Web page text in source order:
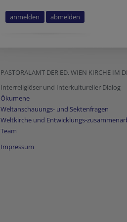
PASTORALAMT DER ED. WIEN KIRCHE IM
Interreligiöser und Interkultureller Dialog
Ökumene
Weltanschauungs- und Sektenfragen
Weltkirche und Entwicklungs-
Team
Impressum